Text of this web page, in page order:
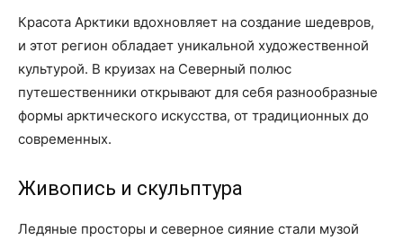
Красота Арктики вдохновляет на создание шедевров,
и этот регион обладает уникальной художественной
культурой. В круизах на Северный полюс
путешественники открывают для себя разнообразные
формы арктического искусства, от традиционных до
современных.
Живопись и скульптура
Ледяные просторы и северное сияние стали музой